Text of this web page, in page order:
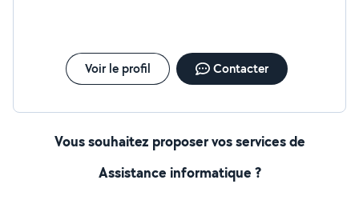
Voir le profil Contacter
Vous souhaitez proposer vos services de
Assistance informatique ?